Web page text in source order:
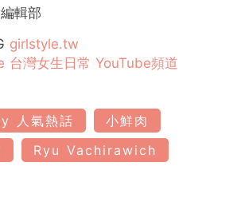
輯部
girlstyle.tw
台灣女生日常 YouTube頻道
人氣熱話
小鮮肉
Ryu Vachirawich